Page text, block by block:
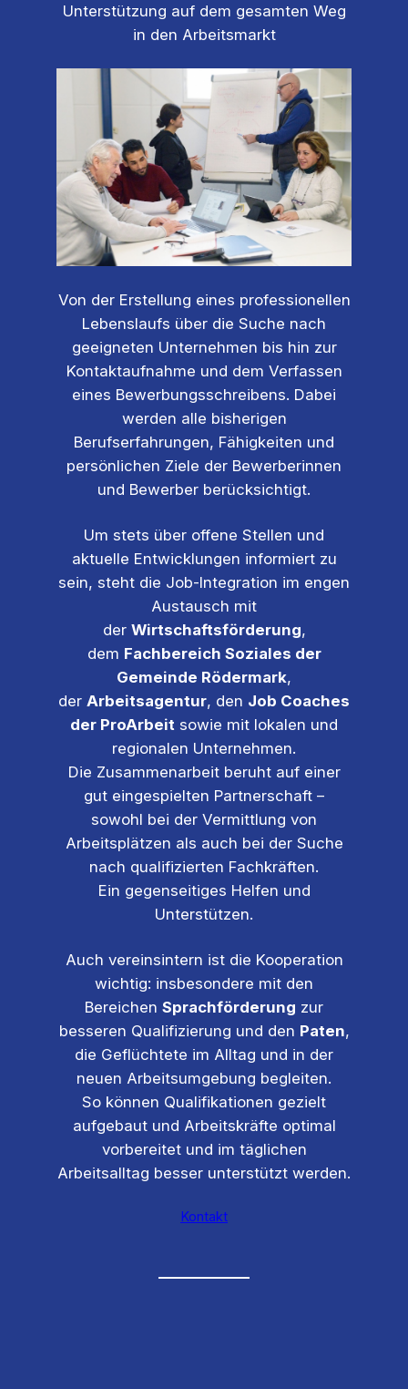
Unterstützung auf dem gesamten Weg
in den Arbeitsmarkt
Von der Erstellung eines professionellen
Lebenslaufs über die Suche nach
geeigneten Unternehmen bis hin zur
Kontaktaufnahme und dem Verfassen
eines Bewerbungsschreibens. Dabei
werden alle bisherigen
Berufserfahrungen, Fähigkeiten und
persönlichen Ziele der Bewerberinnen
und Bewerber berücksichtigt.
Um stets über offene Stellen und
aktuelle Entwicklungen informiert zu
sein, steht die Job-Integration im engen
Austausch mit
der Wirtschaftsförderung,
dem Fachbereich Soziales der
Gemeinde Rödermark,
der Arbeitsagentur, den Job Coaches
der ProArbeit sowie mit lokalen und
regionalen Unternehmen.
Die Zusammenarbeit beruht auf einer
gut eingespielten Partnerschaft –
sowohl bei der Vermittlung von
Arbeitsplätzen als auch bei der Suche
nach qualifizierten Fachkräften.
Ein gegenseitiges Helfen und
Unterstützen.
Auch vereinsintern ist die Kooperation
wichtig: insbesondere mit den
Bereichen Sprachförderung zur
besseren Qualifizierung und den Paten,
die Geflüchtete im Alltag und in der
neuen Arbeitsumgebung begleiten.
So können Qualifikationen gezielt
aufgebaut und Arbeitskräfte optimal
vorbereitet und im täglichen
Arbeitsalltag besser unterstützt werden.
Kontakt